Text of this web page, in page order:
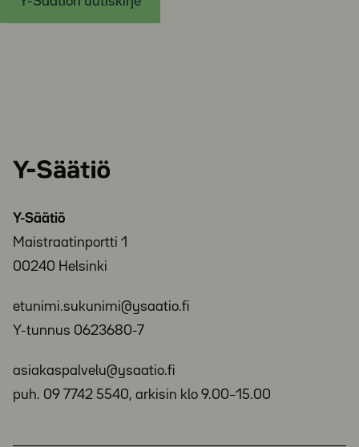
Y-
Y-Säätiö
Maistraatinportti 1
00240 Helsinki
etunimi.sukunimi@ysaatio.fi
Y-tunnus 0623680-7
asiakaspalvelu@ysaatio.fi
puh. 09 7742 5540, arkisin klo 9.00–15.00